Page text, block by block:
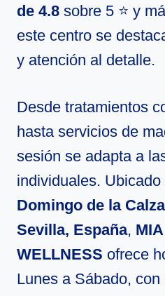
de 4.8 sobre 5 ⭐ y
este centro se
y atención al detalle.
Desde tratamientos
hasta servicios de
sesión se adapta a
individuales. Ubicado
Domingo de la
Sevilla, España, MIA
WELLNESS ofrece
Lunes a Sábado,